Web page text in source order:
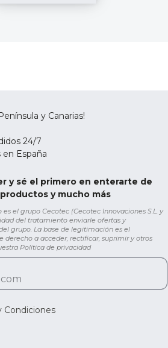
y Canarias!
24/7
en España
y sé el primero en enterarte de
y mucho más
el grupo Cecotec (Cecotec Innovaciones S.L. y
del tratamiento enviarle ofertas y
grupo. La base de legitimación es el
a acceder, rectificar, suprimir y otros
Política de privacidad
Condiciones